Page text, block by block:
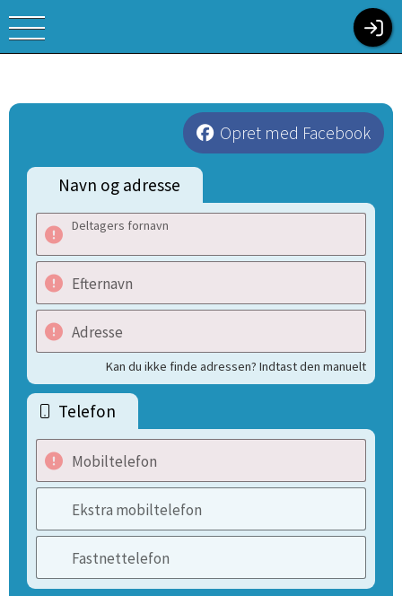
Opret med Facebook
Navn og adresse
Deltagers fornavn
Efternavn
Adresse
Kan du ikke finde adressen? Indtast den manuelt
Telefon
Mobiltelefon
Ekstra mobiltelefon
Fastnettelefon